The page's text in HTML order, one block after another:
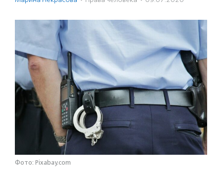
Фото: Pixabay.com